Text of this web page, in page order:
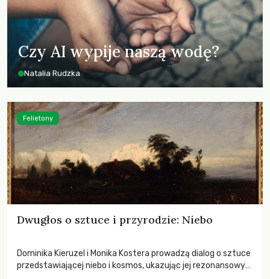
Czy AI wypije naszą wodę?
Natalia Rudzka
Dwugłos o sztuce i przyrodzie: Niebo
Dominika Kieruzel i Monika Kostera prowadzą dialog o sztuce
przedstawiającej niebo i kosmos, ukazując jej rezonansowy
Felietony